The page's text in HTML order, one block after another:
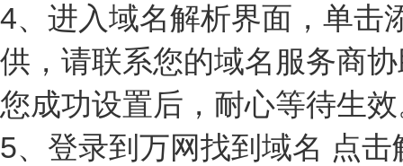
4、进入域名解析界面，单击
供，请联系您的域名服务商
您成功设置后，耐心等待生
5、登录到万网找到域名 点